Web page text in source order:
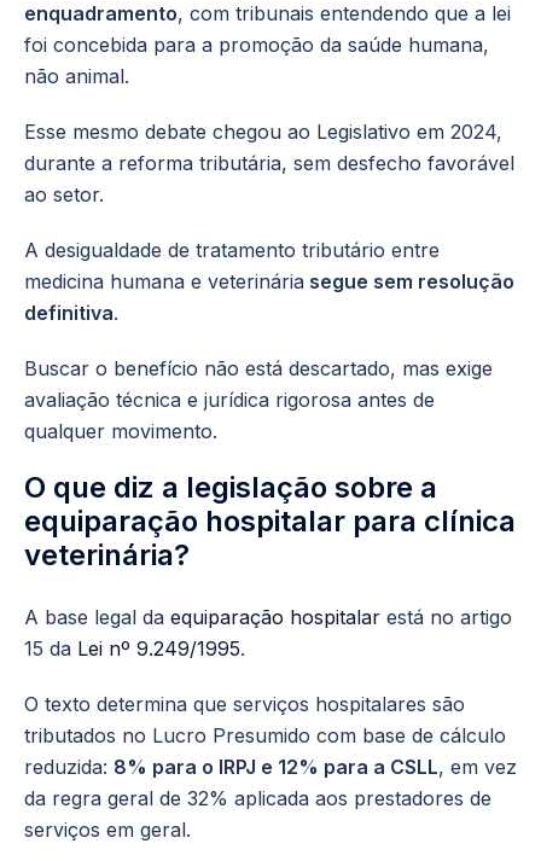
enquadramento, com tribunais entendendo que a lei
foi concebida para a promoção da saúde humana,
não animal.
Esse mesmo debate chegou ao Legislativo em 2024,
durante a reforma tributária, sem desfecho favorável
ao setor.
A desigualdade de tratamento tributário entre
medicina humana e veterinária segue sem resolução
definitiva.
Buscar o benefício não está descartado, mas exige
avaliação técnica e jurídica rigorosa antes de
qualquer movimento.
O que diz a legislação sobre a
equiparação hospitalar para clínica
veterinária?
A base legal da equiparação hospitalar está no artigo
15 da Lei nº 9.249/1995.
O texto determina que serviços hospitalares são
tributados no Lucro Presumido com base de cálculo
reduzida: 8% para o IRPJ e 12% para a CSLL, em vez
da regra geral de 32% aplicada aos prestadores de
serviços em geral.